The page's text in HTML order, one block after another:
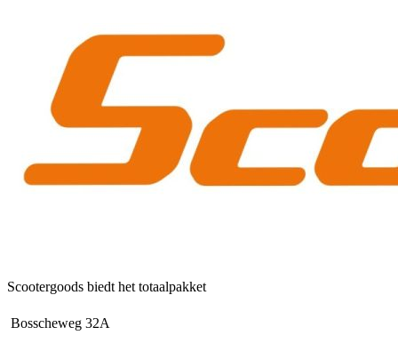
Scootergoods biedt het totaalpakket
Bosscheweg 32A